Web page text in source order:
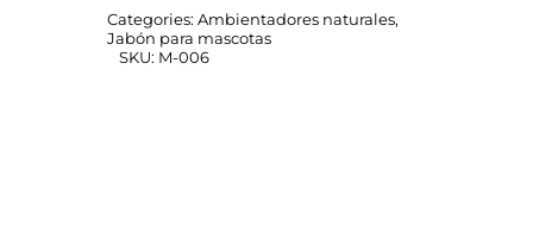
Categories: Ambientadores naturales,
Jabón para mascotas
SKU: M-006